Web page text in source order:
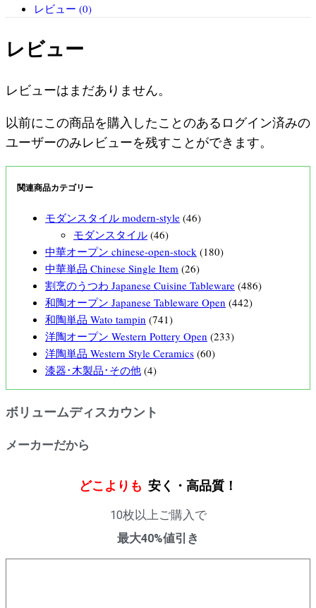
レビュー (0)
レビュー
レビューはまだありません。
以前にこの商品を購入したことのあるログイン済みの
ユーザーのみレビューを残すことができます。
関連商品カテゴリー
モダンスタイル modern-style (46)
モダンスタイル (46)
中華オープン chinese-open-stock (180)
中華単品 Chinese Single Item (26)
割烹のうつわ Japanese Cuisine Tableware (486)
和陶オープン Japanese Tableware Open (442)
和陶単品 Wato tampin (741)
洋陶オープン Western Pottery Open (233)
洋陶単品 Western Style Ceramics (60)
漆器･木製品･その他 (4)
ボリュームディスカウント
メーカーだから
どこよりも 安く・高品質！
10枚以上ご購入で
最大40%値引き